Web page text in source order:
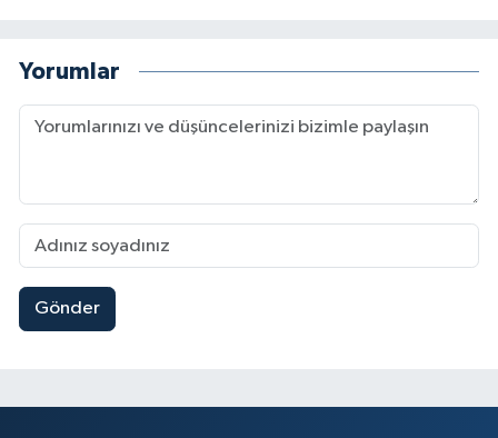
Yorumlar
Gönder